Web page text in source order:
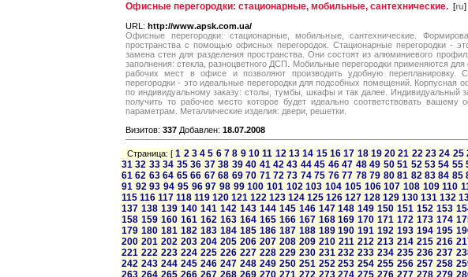
Офисные перегородки: стационарные, мобильные, сантехнические. [ru]
URL: http://www.apsk.com.ua/
Офисные перегородки: стационарные, мобильные, сантехнические.
пространства с помощью офисных перегородок. Стационарные перегородки -
замена стен для разделения пространства. Они состоят из алюминиевого
заполнения: стекла, разноцветного ДСП. Мобильные перегородки применяются
рабочих мест в офисе и позволяют производить удобную перепланировку.
перегородки - это идеальные перегородки для подсобных помещений. Корпусная
по индивидуальному заказу: столы, тумбы, шкафы и так далее. Индивидуальный
получить то рабочее место которое будет идеально соответствовать вашему
параметрам. Металлические изделия: двери, решетки.
Визитов: 337 Добавлен: 18.07.2008
Страница: [1 2 3 4 5 6 7 8 9 10 11 12 13 14 15 16 17 18 19 20 21 22 23 24 25
31 32 33 34 35 36 37 38 39 40 41 42 43 44 45 46 47 48 49 50 51 52 53 54 55
61 62 63 64 65 66 67 68 69 70 71 72 73 74 75 76 77 78 79 80 81 82 83 84 85
91 92 93 94 95 96 97 98 99 100 101 102 103 104 105 106 107 108 109 110
115 116 117 118 119 120 121 122 123 124 125 126 127 128 129 130 131 132
137 138 139 140 141 142 143 144 145 146 147 148 149 150 151 152 153
158 159 160 161 162 163 164 165 166 167 168 169 170 171 172 173 174
179 180 181 182 183 184 185 186 187 188 189 190 191 192 193 194 195
200 201 202 203 204 205 206 207 208 209 210 211 212 213 214 215 216
221 222 223 224 225 226 227 228 229 230 231 232 233 234 235 236 237
242 243 244 245 246 247 248 249 250 251 252 253 254 255 256 257 258
263 264 265 266 267 268 269 270 271 272 273 274 275 276 277 278 279